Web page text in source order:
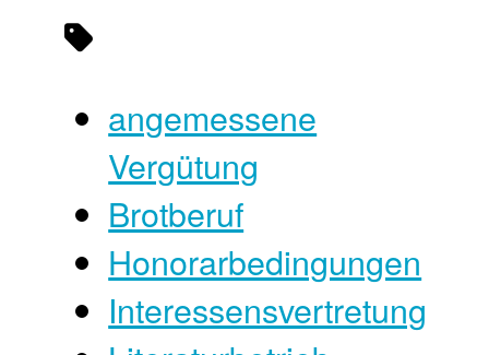
angemessene
Vergütung
Brotberuf
Honorarbedingungen
Interessensvertretung